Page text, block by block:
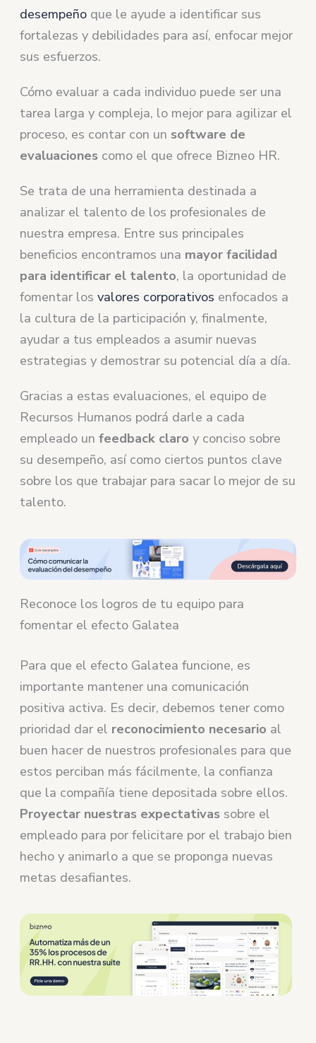
desempeño que le ayude a identificar sus
fortalezas y debilidades para así, enfocar mejor
sus esfuerzos.
Cómo evaluar a cada individuo puede ser una
tarea larga y compleja, lo mejor para agilizar el
proceso, es contar con un software de
evaluaciones como el que ofrece Bizneo HR.
Se trata de una herramienta destinada a
analizar el talento de los profesionales de
nuestra empresa. Entre sus principales
beneficios encontramos una mayor facilidad
para identificar el talento, la oportunidad de
fomentar losvalores corporativos enfocados a
la cultura de la participación y, finalmente,
ayudar a tus empleados a asumir nuevas
estrategias y demostrar su potencial día a día.
Gracias a estas evaluaciones, el equipo de
Recursos Humanos podrá darle a cada
empleado unfeedback claroy conciso sobre
su desempeño, así como ciertos puntos clave
sobre los que trabajar para sacar lo mejor de su
talento.
Reconoce los logros de tu equipo para
fomentar el efecto Galatea
Para que el efecto Galatea funcione, es
importante mantener una comunicación
positiva activa. Es decir, debemos tener como
prioridad dar el reconocimiento necesario al
buen hacer de nuestros profesionales para que
estos perciban más fácilmente, la confianza
que la compañía tiene depositada sobre ellos.
Proyectar nuestras expectativas sobre el
empleado para por felicitare por el trabajo bien
hecho y animarlo a que se proponga nuevas
metas desafiantes.